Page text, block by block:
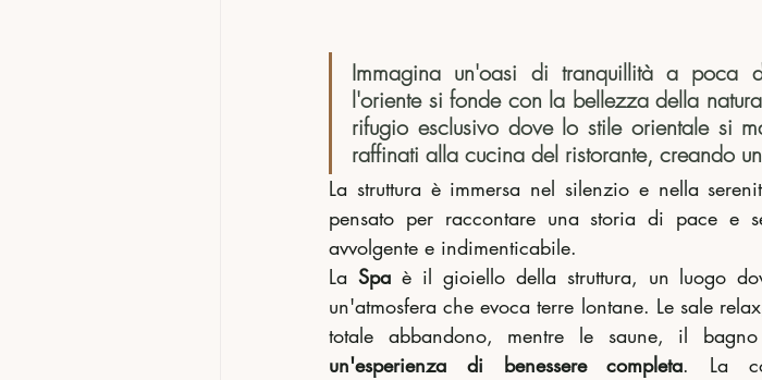
Immagina un'oasi di tranquillità a poca
l'oriente si fonde con la bellezza della
rifugio esclusivo dove lo stile orientale si
raffinati alla cucina del ristorante, creando
La struttura è immersa nel silenzio e nella
pensato per raccontare una storia di pace e
avvolgente e indimenticabile.
La Spa è il gioiello della struttura, un luogo
un'atmosfera che evoca terre lontane. Le sale
un'esperienza di benessere completa. La